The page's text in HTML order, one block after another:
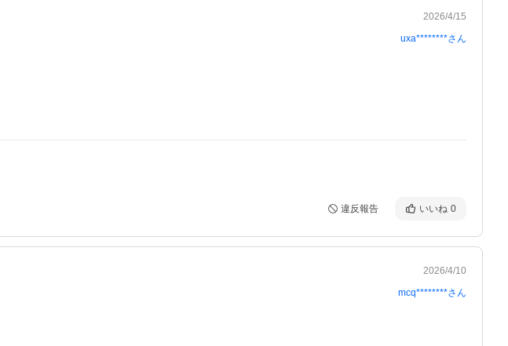
2026/4/15
uxa********さん
違反報告 いいね 0
2026/4/10
mcq********さん